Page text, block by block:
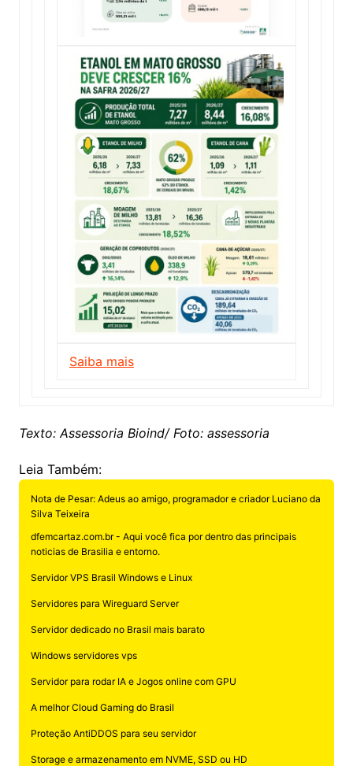
Saiba mais
Texto: Assessoria Bioind/ Foto: assessoria
Leia Também:
Nota de Pesar: Adeus ao amigo, programador e criador Luciano da
Silva Teixeira
dfemcartaz.com.br - Aqui você fica por dentro das principais
noticias de Brasilia e entorno.
Servidor VPS Brasil Windows e Linux
Servidores para Wireguard Server
Servidor dedicado no Brasil mais barato
Windows servidores vps
Servidor para rodar IA e Jogos online com GPU
A melhor Cloud Gaming do Brasil
Proteção AntiDDOS para seu servidor
Storage e armazenamento em NVME, SSD ou HD